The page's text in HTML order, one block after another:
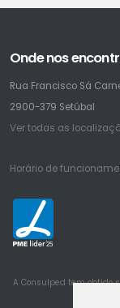
Onde nos
Rua Francisco Sá
2900-379 Setúbal
Ver todas as
Horário de
25
A Consulped tem obtido